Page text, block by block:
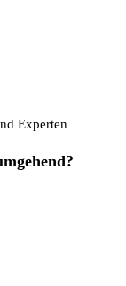
Experten